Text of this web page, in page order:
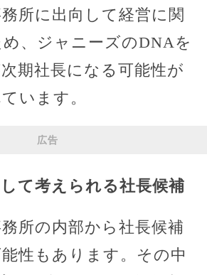
所に出向して経営に関
、ジャニーズのDNAを
期社長になる可能性が
います。
広告
て考えられる社長候補
所の内部から社長候補
性もあります。その中